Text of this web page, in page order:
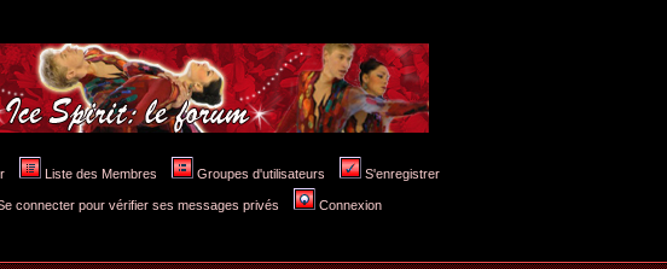
Liste des Membres Groupes d'utilisateurs S'enregistrer
connecter pour vérifier ses messages privés Connexion